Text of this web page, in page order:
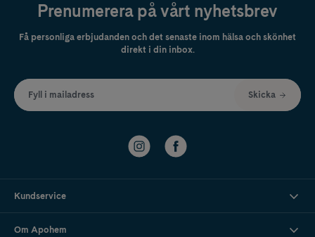
Prenumerera på vårt nyhetsbrev
Få personliga erbjudanden och det senaste inom hälsa och skönhet
direkt i din inbox.
Fyll i mailadress Skicka
Kundservice
Om Apohem